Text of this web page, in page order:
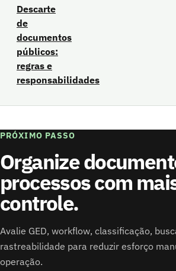
Descarte
de
documentos
públicos:
regras e
responsabilidades
PRÓXIMO PASSO
Organize
processos com
controle.
Avalie GED, workflow, classificação,
rastreabilidade para reduzir esforço
operação.